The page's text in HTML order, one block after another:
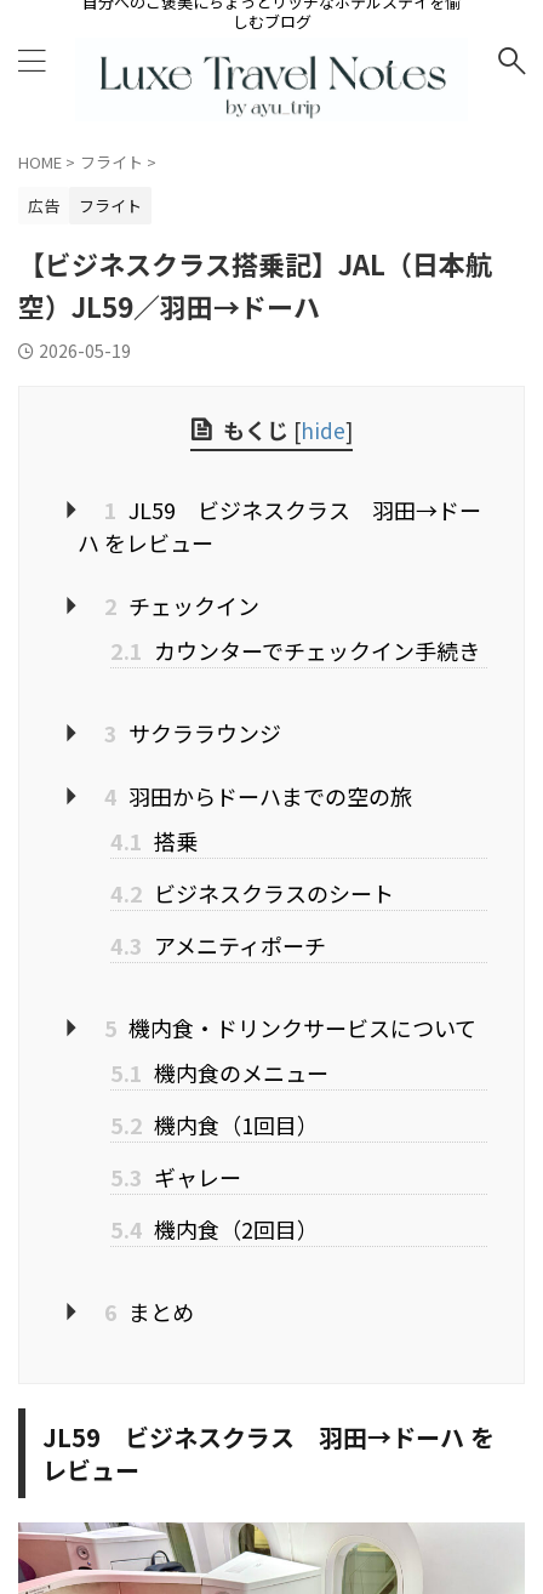
しむブログ
HOME > フライト >
広告
フライト
【ビジネスクラス搭乗記】JAL（日本航
空）JL59／羽田→ドーハ
2026-05-19
もくじ [hide]
1 JL59 ビジネスクラス 羽田→ドー
ハ をレビュー
2 チェックイン
2.1 カウンターでチェックイン手続き
3 サクララウンジ
4 羽田からドーハまでの空の旅
4.1 搭乗
4.2 ビジネスクラスのシート
4.3 アメニティポーチ
5 機内食・ドリンクサービスについて
5.1 機内食のメニュー
5.2 機内食（1回目）
5.3 ギャレー
5.4 機内食（2回目）
6 まとめ
JL59 ビジネスクラス 羽田→ドーハ を
レビュー